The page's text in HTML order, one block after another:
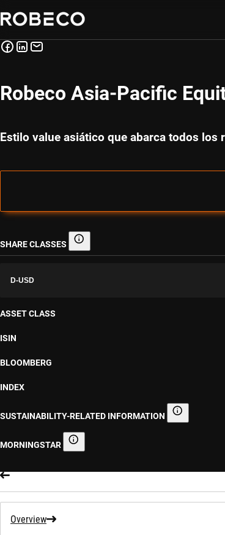
Robeco Asia-Pacific
Estilo value asiático que abarca todos
SHARE CLASSES Share classes
D-USD
ASSET CLASS
ISIN
BLOOMBERG
INDEX
SUSTAINABILITY-RELATED INFORMATION Sustainability-
MORNINGSTAR Morningstar
Overview